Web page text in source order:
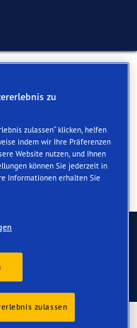
zu
zulassen“ klicken, helfen
indem wir Ihre Präferenzen
Website nutzen, und Ihnen
können Sie jederzeit in
Informationen erhalten Sie
zulassen